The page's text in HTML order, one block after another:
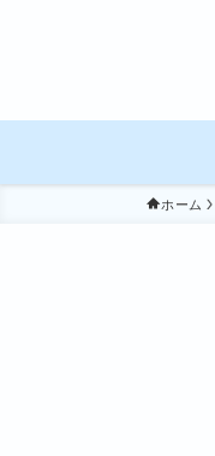
ホーム